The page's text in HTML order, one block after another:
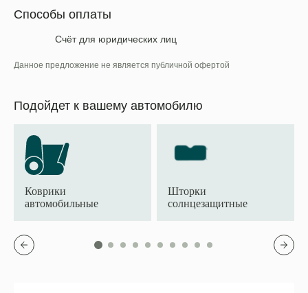
Способы оплаты
Счёт для юридических лиц
Данное предложение не является публичной офертой
Подойдет к вашему автомобилю
Коврики
автомобильные
Шторки
солнцезащитные